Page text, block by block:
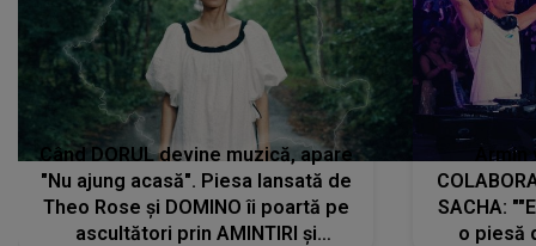
Când DORUL devine muzică, apare
"Nu ajung acasă". Piesa lansată de
Theo Rose și DOMINO îi poartă pe
ascultători prin AMINTIRI și
SACHA:
o piesă